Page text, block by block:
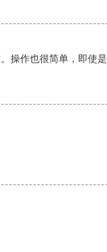
操作也很简单，即使是